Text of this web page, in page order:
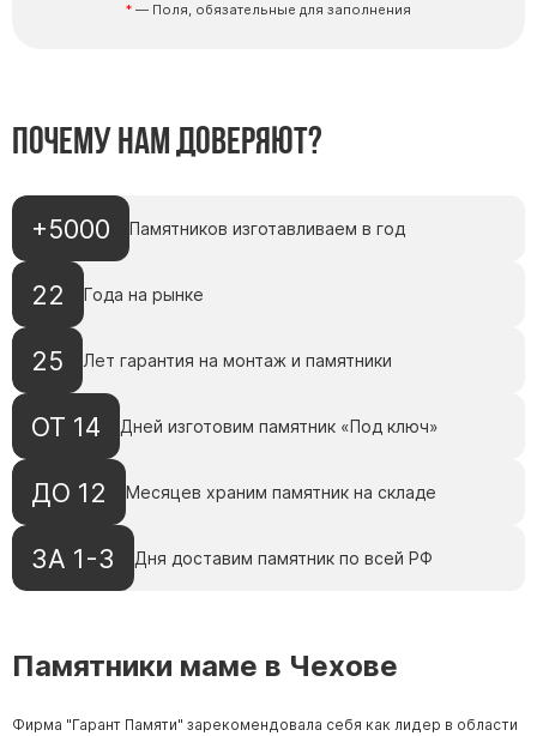
— Поля, обязательные для заполнения
Почему нам доверяют?
+5000 Памятников изготавливаем в год
22 Года на рынке
25 Лет гарантия на монтаж и памятники
ОТ 14 Дней изготовим памятник «Под ключ»
ДО 12 Месяцев храним памятник на складе
ЗА 1-3 Дня доставим памятник по всей РФ
Памятники маме в Чехове
Фирма "Гарант Памяти" зарекомендовала себя как лидер в области